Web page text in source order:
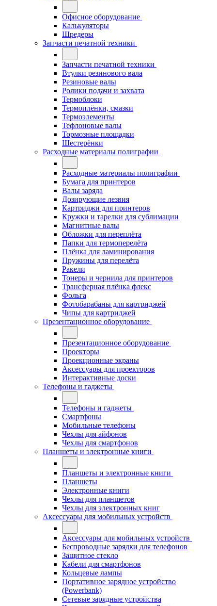
Офисное оборудование
Калькуляторы
Шредеры
Запчасти печатной техники
Запчасти печатной техники
Втулки резинового вала
Резиновые валы
Ролики подачи и захвата
Термоблоки
Термоплёнки, смазки
Термоэлементы
Тефлоновые валы
Тормозные площадки
Шестерёнки
Расходные материалы полиграфии
Расходные материалы полиграфии
Бумага для принтеров
Валы заряда
Дозирующие лезвия
Картриджи для принтеров
Кружки и тарелки для сублимации
Магнитные валы
Обложки для переплёта
Папки для термоперелёта
Плёнка для ламинирования
Пружины для перелёта
Ракели
Тонеры и чернила для принтеров
Трансферная плёнка флекс
Фольга
Фотобарабаны для картриджей
Чипы для картриджей
Презентационное оборудование
Презентационное оборудование
Проекторы
Проекционные экраны
Аксессуары для проекторов
Интерактивные доски
Телефоны и гаджеты
Телефоны и гаджеты
Смартфоны
Мобильные телефоны
Чехлы для айфонов
Чехлы для смартфонов
Планшеты и электронные книги
Планшеты и электронные книги
Планшеты
Электронные книги
Чехлы для планшетов
Чехлы для электронных книг
Аксессуары для мобильных устройств
Аксессуары для мобильных устройств
Беспроводные зарядки для телефонов
Защитное стекло
Кабели для смартфонов
Кольцевые лампы
Портативное зарядное устройство
(Powerbank)
Сетевые зарядные устройства